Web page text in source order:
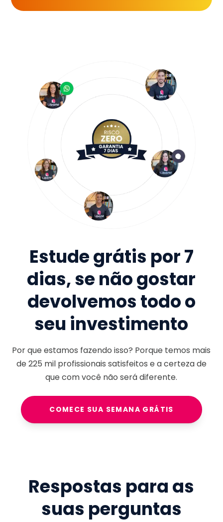
Estude grátis por 7
dias, se não gostar
devolvemos todo o
seu investimento
Por que estamos fazendo isso? Porque temos mais
de225 milprofissionais satisfeitos e a certeza de
que com você não será diferente.
COMECE SUA SEMANA GRÁTIS
Respostas para as
suas perguntas